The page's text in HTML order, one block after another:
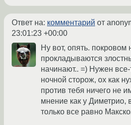
Ответ на: комментарий от
23:01:23 +00:00
Ну вот, опять. покровом
прокладываются
начинают.. =) Нужен
ночной сторож, ох как
против тебя ничего не
мнение как у Диметрио,
только все равно